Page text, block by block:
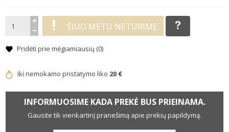
ŠIUO METU NETURIME
Pridėti prie mėgiamiausių (0)
Iki nemokamo pristatymo liko 20 €
INFORMUOSIME KADA PREKĖ BUS PRIEINAMA.
Gausite tik vienkartinį pranešimą apie prekių papildymą.